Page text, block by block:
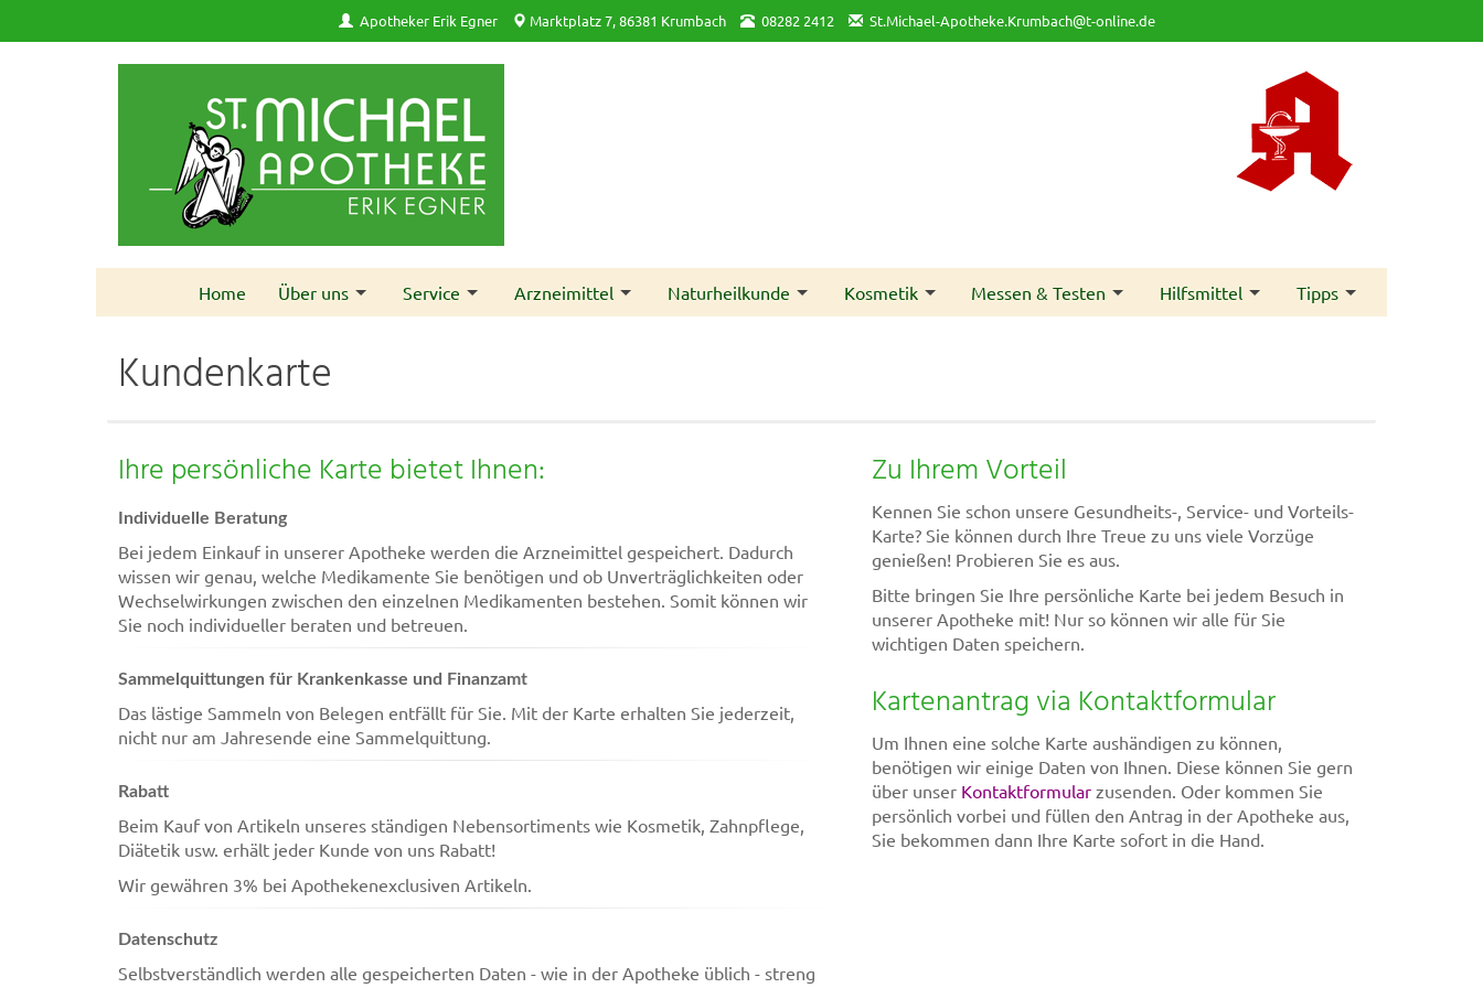
Apotheker Erik Egner Marktplatz 7, 86381 Krumbach 08282 2412 St.Michael-Apotheke.Krumbach@t-online.de
Home Über uns Service Arzneimittel Naturheilkunde Kosmetik Messen & Testen Hilfsmittel Tipps
Kundenkarte
Ihre persönliche Karte bietet Ihnen:
Individuelle Beratung
Bei jedem Einkauf in unserer Apotheke werden die Arzneimittel gespeichert. Dadurch
wissen wir genau, welche Medikamente Sie benötigen und ob Unverträglichkeiten oder
Wechselwirkungen zwischen den einzelnen Medikamenten bestehen. Somit können wir
Sie noch individueller beraten und betreuen.
Sammelquittungen für Krankenkasse und Finanzamt
Das lästige Sammeln von Belegen entfällt für Sie. Mit der Karte erhalten Sie jederzeit,
nicht nur am Jahresende eine Sammelquittung.
Rabatt
Beim Kauf von Artikeln unseres ständigen Nebensortiments wie Kosmetik, Zahnpflege,
Diätetik usw. erhält jeder Kunde von uns Rabatt!
Wir gewähren 3% bei Apothekenexclusiven Artikeln.
Datenschutz
Selbstverständlich werden alle gespeicherten Daten - wie in der Apotheke üblich - streng
Zu Ihrem Vorteil
Kennen Sie schon unsere Gesundheits-, Service- und Vorteils-
Karte? Sie können durch Ihre Treue zu uns viele Vorzüge
genießen! Probieren Sie es aus.
Bitte bringen Sie Ihre persönliche Karte bei jedem Besuch in
unserer Apotheke mit! Nur so können wir alle für Sie
wichtigen Daten speichern.
Kartenantrag via Kontaktformular
Um Ihnen eine solche Karte aushändigen zu können,
benötigen wir einige Daten von Ihnen. Diese können Sie gern
über unser Kontaktformularzusenden. Oder kommen Sie
persönlich vorbei und füllen den Antrag in der Apotheke aus,
Sie bekommen dann Ihre Karte sofort in die Hand.